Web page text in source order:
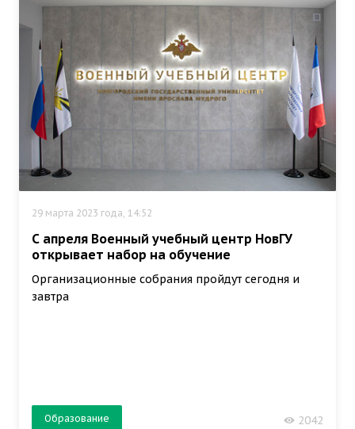
29 марта 2023 года, 14:52
С апреля Военный учебный центр НовГУ
открывает набор на обучение
Организационные собрания пройдут сегодня и
завтра
Образование 2042